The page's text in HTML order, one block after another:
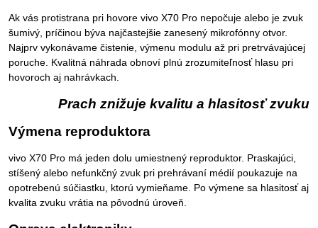
Ak vás protistrana pri hovore vivo X70 Pro nepočuje alebo je zvuk
šumivý, príčinou býva najčastejšie zanesený mikrofónny otvor.
Najprv vykonávame čistenie, výmenu modulu až pri pretrvávajúcej
poruche. Kvalitná náhrada obnoví plnú zrozumiteľnosť hlasu pri
hovoroch aj nahrávkach.
Prach znižuje kvalitu a hlasitosť zvuku
Výmena reproduktora
vivo X70 Pro má jeden dolu umiestnený reproduktor. Praskajúci,
stíšený alebo nefunkčný zvuk pri prehrávaní médií poukazuje na
opotrebenú súčiastku, ktorú vymieňame. Po výmene sa hlasitosť aj
kvalita zvuku vrátia na pôvodnú úroveň.